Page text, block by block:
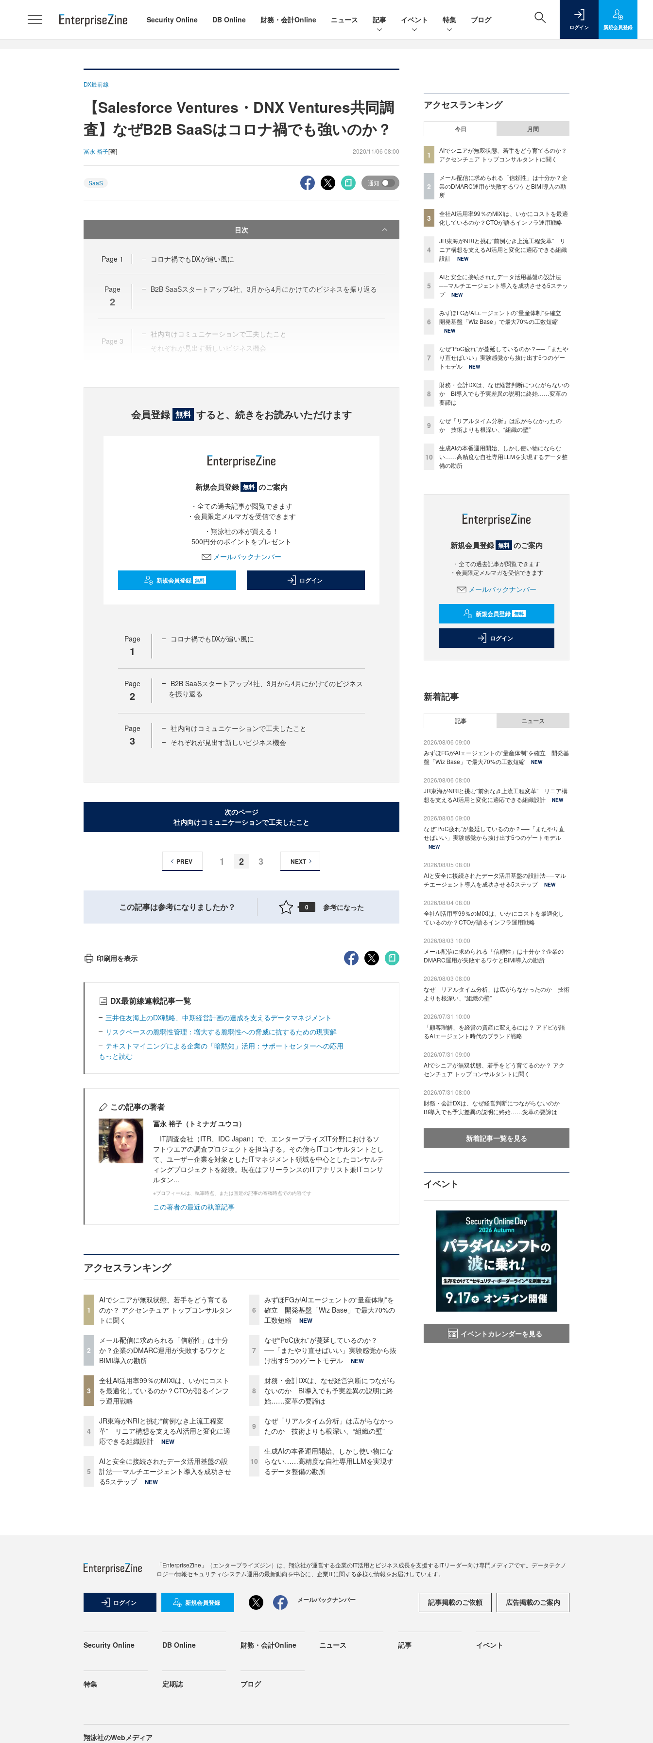
Security Online DB Online 財務・会計Online ニュース 記事 イベント 特集 ブログ
ログイン 新規会員登録
DX最前線
【Salesforce Ventures・DNX Ventures共同調
査】なぜB2B SaaSはコロナ禍でも強いのか？
冨永 裕子[著] 2020/11/06 08:00
SaaS 通知
目次
Page 1 コロナ禍でもDXが追い風に
Page
2
B2B SaaSスタートアップ4社、3月から4月にかけてのビジネスを振り返る
Page 3
社内向けコミュニケーションで工夫したこと
それぞれが見出す新しいビジネス機会
会員登録 無料 すると、続きをお読みいただけます
新規会員登録 無料 のご案内
・全ての過去記事が閲覧できます
・会員限定メルマガを受信できます
・翔泳社の本が買える！
500円分のポイントをプレゼント
メールバックナンバー
新規会員登録 無料 ログイン
Page
1
コロナ禍でもDXが追い風に
Page
2
B2B SaaSスタートアップ4社、3月から4月にかけてのビジネス
を振り返る
Page
3
社内向けコミュニケーションで工夫したこと
それぞれが見出す新しいビジネス機会
次のページ
社内向けコミュニケーションで工夫したこと
1 2 3
PREV NEXT
この記事は参考になりましたか？ 0 参考になった
印刷用を表示
DX最前線連載記事一覧
三井住友海上のDX戦略、中期経営計画の達成を支えるデータマネジメント
リスクベースの脆弱性管理：増大する脆弱性への脅威に抗するための現実解
テキストマイニングによる企業の「暗黙知」活用：サポートセンターへの応用
もっと読む
この記事の著者
冨永 裕子（トミナガ ユウコ）
IT調査会社（ITR、IDC Japan）で、エンタープライズIT分野におけるソ
フトウエアの調査プロジェクトを担当する。その傍らITコンサルタントとし
て、ユーザー企業を対象としたITマネジメント領域を中心としたコンサルテ
ィングプロジェクトを経験。現在はフリーランスのITアナリスト兼ITコンサ
ルタン...
※プロフィールは、執筆時点、または直近の記事の寄稿時点での内容です
この著者の最近の執筆記事
アクセスランキング
1
AIでシニアが無双状態、若手をどう育てる
のか？ アクセンチュア トップコンサルタン
トに聞く
2
メール配信に求められる「信頼性」は十分
か？企業のDMARC運用が失敗するワケと
BIMI導入の勘所
3
全社AI活用率99％のMIXIは、いかにコスト
を最適化しているのか？CTOが語るインフ
ラ運用戦略
4
JR東海がNRIと挑む“前例なき上流工程変
革” リニア構想を支えるAI活用と変化に適
応できる組織設計
NEW
5
AIと安全に接続されたデータ活用基盤の設
計法──マルチエージェント導入を成功させ
る5ステップ
NEW
6
みずほFGがAIエージェントの“量産体制”を
確立 開発基盤「Wiz Base」で最大70%の
工数短縮
NEW
7
なぜ“PoC疲れ”が蔓延しているのか？
──「またやり直せばいい」実験感覚から抜
け出す5つのゲートモデル
NEW
8
財務・会計DXは、なぜ経営判断につながら
ないのか BI導入でも予実差異の説明に終
始……変革の要諦は
9
なぜ「リアルタイム分析」は広がらなかっ
たのか 技術よりも根深い、“組織の壁”
10
生成AIの本番運用開始、しかし使い物にな
らない……高精度な自社専用LLMを実現す
るデータ整備の勘所
アクセスランキング
今日 月間
1
AIでシニアが無双状態、若手をどう育てるのか？
アクセンチュア トップコンサルタントに聞く
2
メール配信に求められる「信頼性」は十分か？企
業のDMARC運用が失敗するワケとBIMI導入の勘
所
3
全社AI活用率99％のMIXIは、いかにコストを最適
化しているのか？CTOが語るインフラ運用戦略
4
JR東海がNRIと挑む“前例なき上流工程変革” リ
ニア構想を支えるAI活用と変化に適応できる組織
設計
NEW
5
AIと安全に接続されたデータ活用基盤の設計法
──マルチエージェント導入を成功させる5ステッ
プ
NEW
6
みずほFGがAIエージェントの“量産体制”を確立
開発基盤「Wiz Base」で最大70%の工数短縮
NEW
7
なぜ“PoC疲れ”が蔓延しているのか？──「またや
り直せばいい」実験感覚から抜け出す5つのゲー
トモデル
NEW
8
財務・会計DXは、なぜ経営判断につながらないの
か BI導入でも予実差異の説明に終始……変革の
要諦は
9
なぜ「リアルタイム分析」は広がらなかったの
か 技術よりも根深い、“組織の壁”
10
生成AIの本番運用開始、しかし使い物にならな
い……高精度な自社専用LLMを実現するデータ整
備の勘所
新規会員登録 無料 のご案内
・全ての過去記事が閲覧できます
・会員限定メルマガを受信できます
メールバックナンバー
新規会員登録 無料
ログイン
新着記事
記事 ニュース
2026/08/06 09:00
みずほFGがAIエージェントの“量産体制”を確立 開発基
盤「Wiz Base」で最大70%の工数短縮
NEW
2026/08/06 08:00
JR東海がNRIと挑む“前例なき上流工程変革” リニア構
想を支えるAI活用と変化に適応できる組織設計
NEW
2026/08/05 09:00
なぜ“PoC疲れ”が蔓延しているのか？──「またやり直
せばいい」実験感覚から抜け出す5つのゲートモデル
NEW
2026/08/05 08:00
AIと安全に接続されたデータ活用基盤の設計法──マル
チエージェント導入を成功させる5ステップ
NEW
2026/08/04 08:00
全社AI活用率99％のMIXIは、いかにコストを最適化し
ているのか？CTOが語るインフラ運用戦略
2026/08/03 10:00
メール配信に求められる「信頼性」は十分か？企業の
DMARC運用が失敗するワケとBIMI導入の勘所
2026/08/03 08:00
なぜ「リアルタイム分析」は広がらなかったのか 技術
よりも根深い、“組織の壁”
2026/07/31 10:00
「顧客理解」を経営の資産に変えるには？ アドビが語
るAIエージェント時代のブランド戦略
2026/07/31 09:00
AIでシニアが無双状態、若手をどう育てるのか？ アク
センチュア トップコンサルタントに聞く
2026/07/31 08:00
財務・会計DXは、なぜ経営判断につながらないのか
BI導入でも予実差異の説明に終始……変革の要諦は
新着記事一覧を見る
イベント
イベントカレンダーを見る
「EnterpriseZine」（エンタープライズジン）は、翔泳社が運営する企業のIT活用とビジネス成長を支援するITリーダー向け専門メディアです。データテクノ
ロジー/情報セキュリティ/システム運用の最新動向を中心に、企業ITに関する多様な情報をお届けしています。
ログイン 新規会員登録 メールバックナンバー 記事掲載のご依頼 広告掲載のご案内
Security Online DB Online 財務・会計Online ニュース 記事 イベント
特集 定期誌 ブログ
翔泳社のWebメディア